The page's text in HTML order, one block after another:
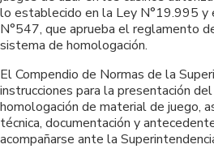
lo establecido en la Ley N°19.995 y
N°547, que aprueba el reglamento
sistema de homologación.
El Compendio de Normas de la
instrucciones para la presentación
homologación de material de juego,
técnica, documentación y
acompañarse ante la